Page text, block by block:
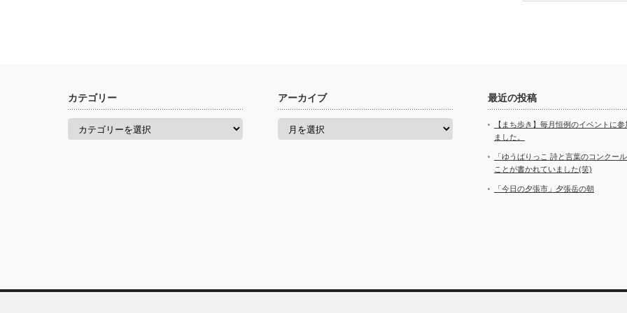
カテゴリー
カ
アーカイブ
ア
最近の投稿
【まち歩き】毎月恒例のイベントに参
ました。
「ゆうばりっこ 詩と言葉のコンクー
ことが書かれていました(笑)
「今日の夕張市」夕張岳の朝